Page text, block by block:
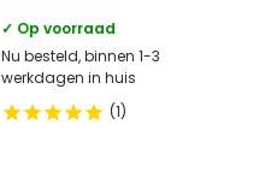
✓ Op voorraad
Nu besteld, binnen 1-3
werkdagen in huis
1